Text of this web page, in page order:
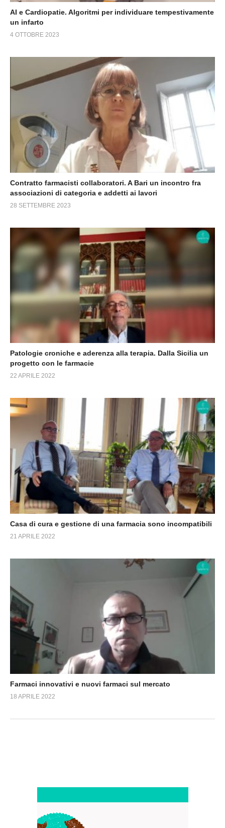
AI e Cardiopatie. Algoritmi per individuare tempestivamente
un infarto
4 OTTOBRE 2023
Contratto farmacisti collaboratori. A Bari un incontro fra
associazioni di categoria e addetti ai lavori
28 SETTEMBRE 2023
Patologie croniche e aderenza alla terapia. Dalla Sicilia un
progetto con le farmacie
22 APRILE 2022
Casa di cura e gestione di una farmacia sono incompatibili
21 APRILE 2022
Farmaci innovativi e nuovi farmaci sul mercato
18 APRILE 2022